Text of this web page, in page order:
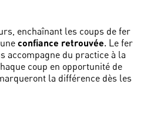
enchaînant les coups de fer
confiance retrouvée. Le fer
accompagne du practice à la
coup en opportunité de
la différence dès les